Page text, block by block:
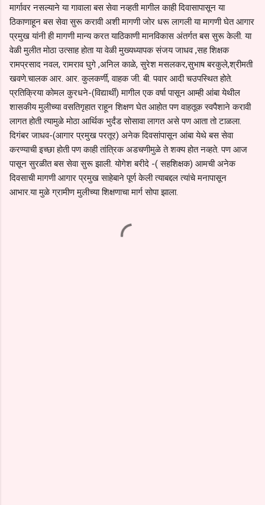
मार्गावर नसल्याने या गावाला बस सेवा नव्हती मागील काही दिवासापासून या
ठिकाणाहून बस सेवा सुरू करावी अशी मागणी जोर धरू लागली या मागणी घेत आगार
प्रमुख यांनी ही मागणी मान्य करत याठिकाणी मानविकास अंतर्गत बस सुरू केली. या
वेळी मुलीत मोठा उत्साह होता या वेळी मुख्यध्यापक संजय जाधव ,सह शिक्षक
रामप्रसाद नवल, रामराव घुगे ,अनिल काळे, सुरेश मसलकर,सुभाष बरकुले,श्रीमती
खवणे.चालक आर. आर. कुलकर्णी, वाहक जी. बी. पवार आदी चउपस्थित होते.
प्रतिक्रिया कोमल कुरधने-(विद्यार्थी) मागील एक वर्षा पासून आम्ही आंबा येथील
शासकीय मुलीच्या वसतिगृहात राहून शिक्षण घेत आहोत पण वाहतूक स्वपैशाने करावी
लागत होती त्यामुळे मोठा आर्थिक भुर्दंड सोसावा लागत असे पण आता तो टाळला.
दिगंबर जाधव-(आगार प्रमुख परतूर) अनेक दिवसांपासून आंबा येथे बस सेवा
करण्याची इच्छा होती पण काही तांत्रिक अडचणीमुळे ते शक्य होत नव्हते. पण आज
पासून सुरळीत बस सेवा सुरू झाली. योगेश बरीदे -( सहशिक्षक) आमची अनेक
दिवसाची मागणी आगार प्रमुख साहेबाने पूर्ण केली त्याबद्दल त्यांचे मनापासून
आभार.या मुळे ग्रामीण मुलीच्या शिक्षणाचा मार्ग सोपा झाला.